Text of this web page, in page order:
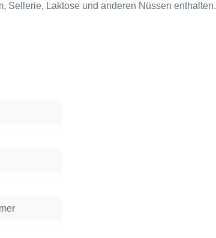
Sellerie, Laktose und anderen Nüssen enthalten.